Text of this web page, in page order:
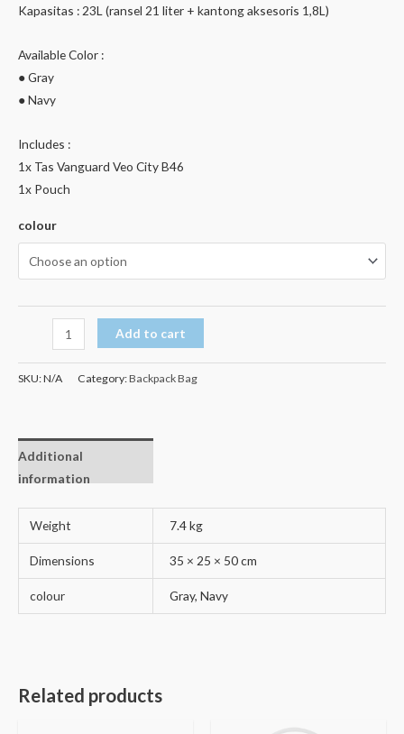
Kapasitas : 23L (ransel 21 liter + kantong aksesoris 1,8L)
Available Color :
● Gray
● Navy
Includes :
1x Tas Vanguard Veo City B46
1x Pouch
colour
Add to cart
SKU:N/A Category:Backpack Bag
Additional
information
Weight 7.4 kg
Dimensions 35 × 25 × 50 cm
colour Gray, Navy
Related products